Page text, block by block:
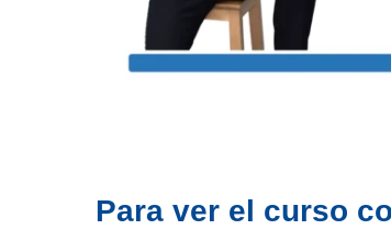
Para ver el curso